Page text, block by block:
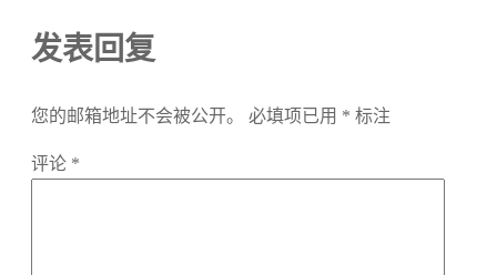
发表回复
您的邮箱地址不会被公开。 必填项已用 * 标注
评论 *